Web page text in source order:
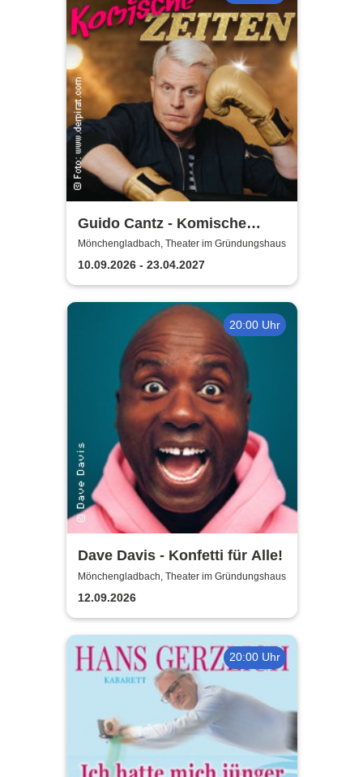
Guido Cantz - Komische
Zeiten | Das neue Programm
Mönchengladbach, Theater im Gründungshaus
10.09.2026 - 23.04.2027
20:00 Uhr
Dave Davis - Konfetti für Alle!
Mönchengladbach, Theater im Gründungshaus
12.09.2026
20:00 Uhr